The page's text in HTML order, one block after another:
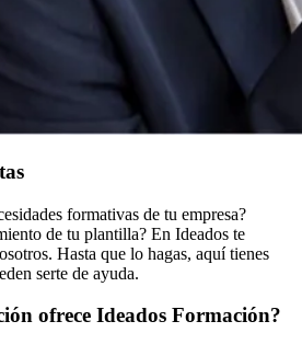
formativas de tu empresa?
de tu plantilla? En Ideados te
Hasta que lo hagas, aquí tienes
serte de ayuda.
ofrece Ideados Formación?